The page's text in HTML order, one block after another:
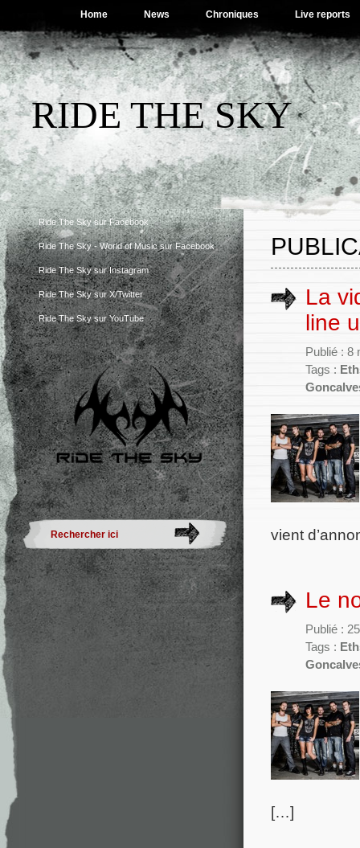
Home News Chroniques Live reports
RIDE THE SKY
Ride The Sky sur Facebook
Ride The Sky - World of Music sur Facebook
Ride The Sky sur Instagram
Ride The Sky sur X/Twitter
Ride The Sky sur YouTube
La
line
Publié : 8
Tags :
vient
Le
Publié :
Tags :
[…]